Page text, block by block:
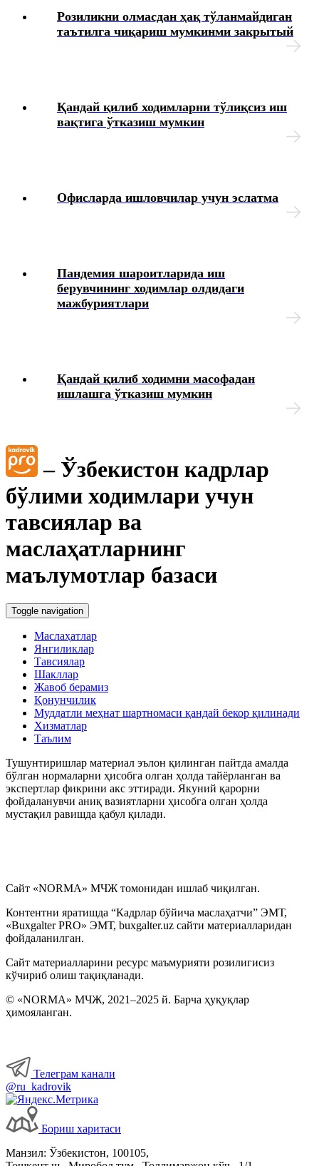
Розиликни олмасдан ҳақ тўланмайдиган
таътилга чиқариш мумкинми закрытый
Қандай қилиб ходимларни тўлиқсиз иш
вақтига ўтказиш мумкин
Офисларда ишловчилар учун эслатма
Пандемия шароитларида иш
берувчининг ходимлар олдидаги
мажбуриятлари
Қандай қилиб ходимни масофадан
ишлашга ўтказиш мумкин
– Ўзбекистон кадрлар
бўлими ходимлари учун
тавсиялар ва
маслаҳатларнинг
маълумотлар базаси
Toggle navigation
Маслаҳатлар
Янгиликлар
Тавсиялар
Шакллар
Жавоб берамиз
Қонунчилик
Муддатли меҳнат шартномаси қандай бекор қилинади
Хизматлар
Таълим
Тушунтиришлар материал эълон қилинган пайтда амалда
бўлган нормаларни ҳисобга олган ҳолда тайёрланган ва
экспертлар фикрини акс эттиради. Якуний қарорни
фойдаланувчи аниқ вазиятларни ҳисобга олган ҳолда
мустақил равишда қабул қилади.
Сайт «NORMA» МЧЖ томонидан ишлаб чиқилган.
Контентни яратишда “Кадрлар бўйича маслаҳатчи” ЭМТ,
«Buxgalter PRO» ЭМТ, buxgalter.uz сайти материалларидан
фойдаланилган.
Сайт материалларини ресурс маъмурияти розилигисиз
кўчириб олиш тақиқланади.
© «NORMA» МЧЖ, 2021–2025 й. Барча ҳуқуқлар
ҳимояланган.
Телеграм канали
@ru_kadrovik
Бориш харитаси
Манзил: Ўзбекистон, 100105,